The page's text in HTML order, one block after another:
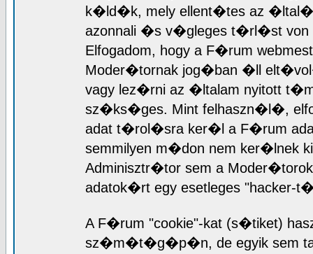
k�ld�k, mely ellent�tes az
azonnali �s v�gleges t�rl�st von
Elfogadom, hogy a F�rum
Moder�tornak jog�ban �ll
vagy lez�rni az �ltalam nyitott
sz�ks�ges. Mint felhaszn�l�,
adat t�rol�sra ker�l a F�rum
semmilyen m�don nem ker�lnek
Adminisztr�tor sem a
adatok�rt egy esetleges "hacker-
A F�rum "cookie"-kat (s�tiket)
sz�m�t�g�p�n, de egyik sem